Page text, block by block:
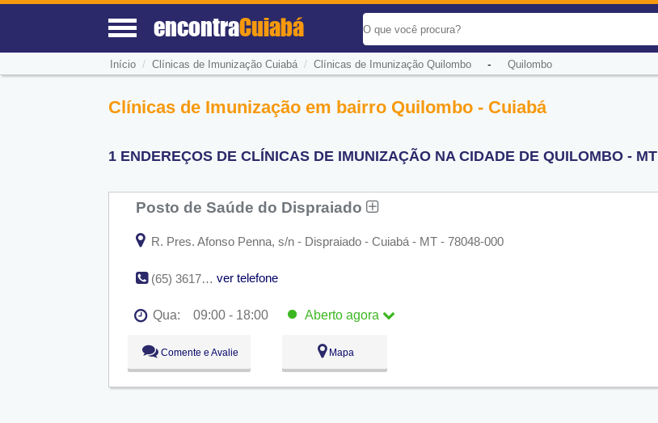
encontraCuiabá
Início / Clínicas de Imunização Cuiabá/ Clínicas de Imunização Quilombo- Quilombo
Clínicas de Imunização em bairro Quilombo - Cuiabá
1 ENDEREÇOS DE CLÍNICAS DE IMUNIZAÇÃO NA CIDADE DE QUILOMBO - MT
Posto de Saúde do Dispraiado
R. Pres. Afonso Penna, s/n - Dispraiado - Cuiabá - MT - 78048-000
(65) 3617-1203 ver telefone
Qua: 09:00 - 18:00 Aberto agora
Seg:
Ter:
09:00 - 18:00
Qua:
09:00 - 18:00 Abertoagora
Qui:
09:00 - 18:00
Comente e Avalie Mapa